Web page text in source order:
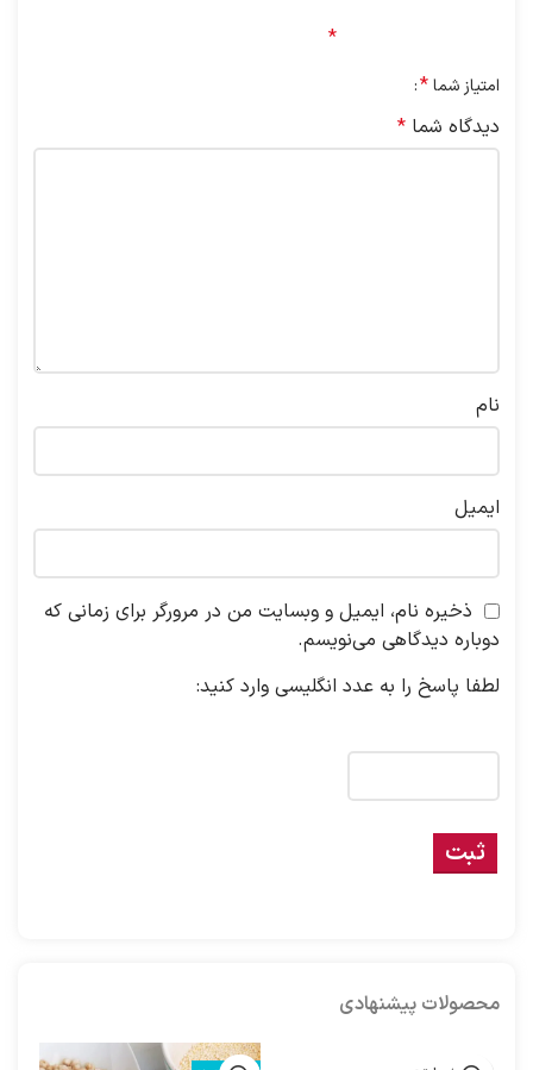
*
امتیاز شما*
دیدگاه شما *
نام
ایمیل
ذخیره نام، ایمیل و وبسایت من در مرورگر برای زمانی که
دوباره دیدگاهی می‌نویسم.
لطفا پاسخ را به عدد انگلیسی وارد کنید:
محصولات پیشنهادی